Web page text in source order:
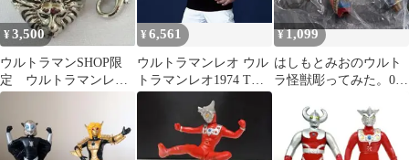
¥3,500
ウルトラマンSHOP限
定 ウルトラマンレオ
レオリング チャーム
¥6,561
ウルトラマンレオ ウル
トラマンレオ1974 Tシ
ャツ ブラック アストラ
¥1,099
はしもとみおのウルト
ラ怪獣彫ってみた。03